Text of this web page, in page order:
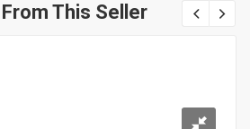
This Seller